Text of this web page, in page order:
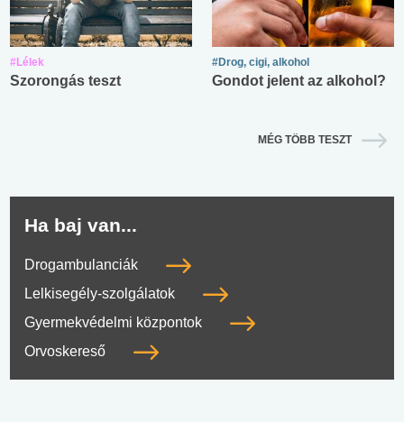
#Lélek
Szorongás teszt
#Drog, cigi, alkohol
Gondot jelent az alkohol?
MÉG TÖBB TESZT
Ha baj van...
Drogambulanciák
Lelkisegély-szolgálatok
Gyermekvédelmi központok
Orvoskereső